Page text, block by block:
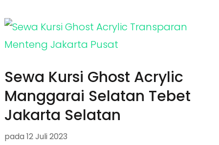
Sewa Kursi Ghost Acrylic
Manggarai Selatan Tebet
Jakarta Selatan
pada 12 Juli 2023